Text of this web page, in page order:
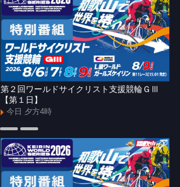
第２回ワールドサイクリスト支援競輪ＧⅢ
【第１日】
今日 夕方4時